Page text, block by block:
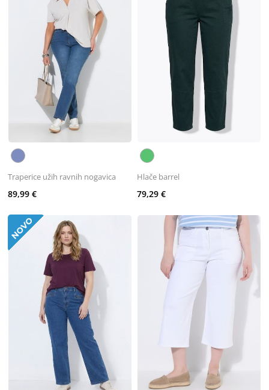
Traperice užih ravnih nogavica
89,99 €
Hlače barrel
79,29 €